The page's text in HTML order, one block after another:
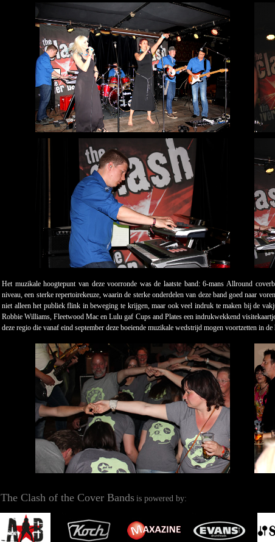
Het muzikale hoogtepunt van deze voorronde was de laatste band: 6-mans Allround
niveau, een sterke repertoirekeuze, waarin de sterke onderdelen van deze band goed naar
niet alleen het publiek flink in beweging te krijgen, maar ook veel indruk te maken bij de
Robbie Williams, Fleetwood Mac en Lulu gaf Cups and Plates een indrukwekkend
deze regio die vanaf eind september deze boeiende muzikale wedstrijd mogen voortzetten in
The Clash of the Cover Bands is powered by: